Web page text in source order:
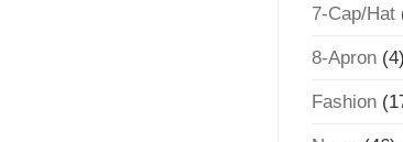
7-Cap/Hat
8-Apron(4)
Fashion